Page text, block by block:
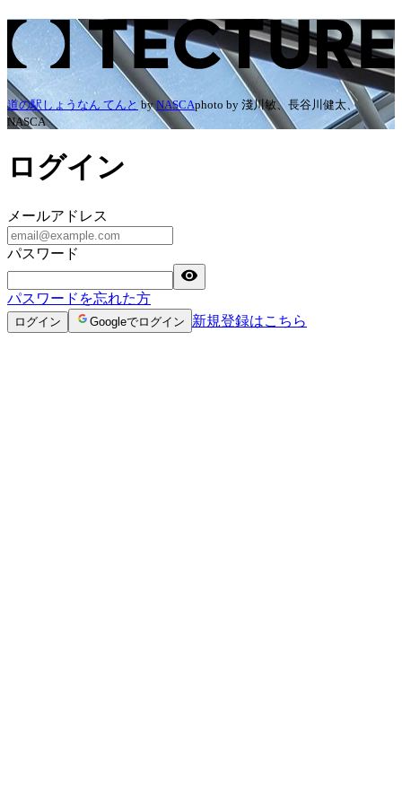
道の駅しょうなん てんと by NASCAphoto by 淺川敏、長谷川健太、
NASCA
ログイン
メールアドレス
パスワード
パスワードを忘れた方
ログイン Googleでログイン 新規登録はこちら